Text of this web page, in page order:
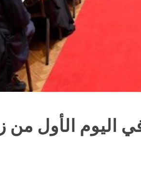
اليوم الأول من